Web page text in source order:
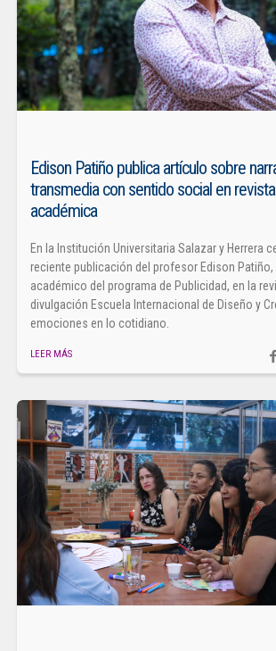
Edison Patiño publica artículo sobre
transmedia con sentido social en
académica
En la Institución Universitaria Salazar y Herrera
reciente publicación del profesor Edison
académico del programa de Publicidad, en la
divulgación Escuela Internacional de Diseño y
emociones en lo cotidiano.
LEER MÁS